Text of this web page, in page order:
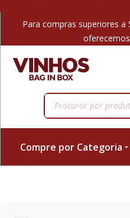
Para compras superiores
Compre por Categoria